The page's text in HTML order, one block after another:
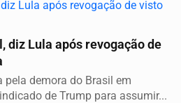
diz Lula após revogação de
pela demora do Brasil em
de Trump para assumir...